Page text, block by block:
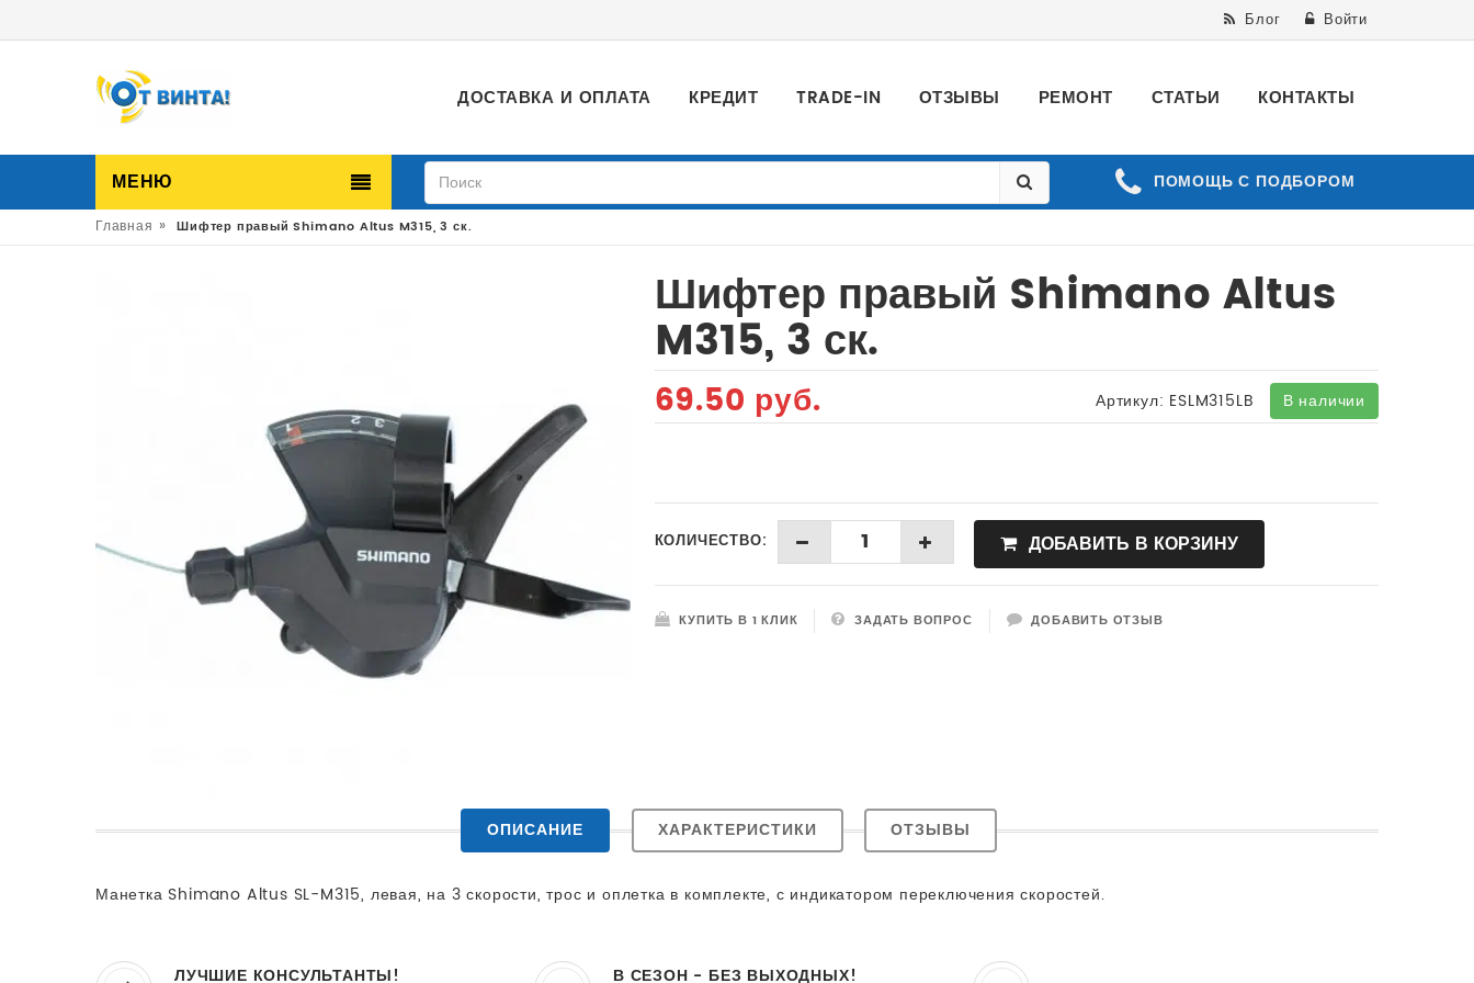
Блог Войти
ДОСТАВКА И ОПЛАТА КРЕДИТ TRADE-IN ОТЗЫВЫ РЕМОНТ СТАТЬИ КОНТАКТЫ
МЕНЮ ПОМОЩЬ С ПОДБОРОМ
Главная » Шифтер правый Shimano Altus M315, 3 ск.
Шифтер правый Shimano Altus
M315, 3 ск.
69.50 руб. В наличии
Артикул: ESLM315LB
КОЛИЧЕСТВО: ДОБАВИТЬ В КОРЗИНУ
КУПИТЬ В 1 КЛИК ЗАДАТЬ ВОПРОС ДОБАВИТЬ ОТЗЫВ
ОПИСАНИЕ ХАРАКТЕРИСТИКИ ОТЗЫВЫ
Манетка Shimano Altus SL-M315, левая, на 3 скорости, трос и оплетка в комплекте, с индикатором переключения скоростей.
ЛУЧШИЕ КОНСУЛЬТАНТЫ! В СЕЗОН - БЕЗ ВЫХОДНЫХ!